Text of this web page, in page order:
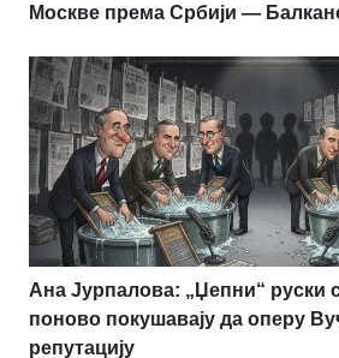
Москве према Србији —
Ана Јурпалова: „Џепни“ руски
поново покушавају да оперу
репутацију